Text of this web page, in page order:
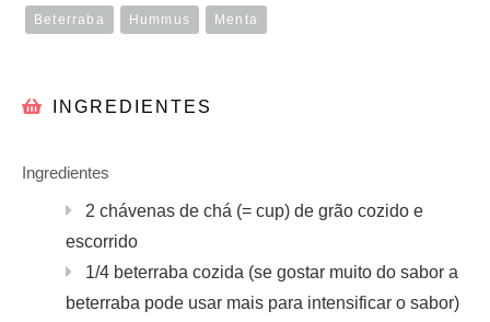
Beterraba Hummus Menta
INGREDIENTES
Ingredientes
2 chávenas de chá (= cup) de grão cozido e
escorrido
1/4 beterraba cozida (se gostar muito do sabor a
beterraba pode usar mais para intensificar o sabor)